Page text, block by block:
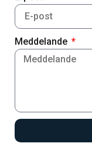
Meddelande